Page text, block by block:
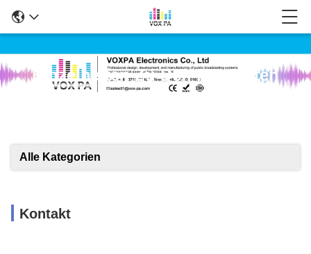
Einzelheiten Zu Den Produkten
Alle Kategorien
Kontakt